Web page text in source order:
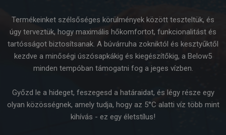
Termékeinket szélsőséges körülmények között teszteltük, és
úgy terveztük, hogy maximális hőkomfortot, funkcionalitást és
tartósságot biztosítsanak. A búvárruha zokniktól és kesztyűktől
kezdve a minőségi úszósapkákig és kiegészítőkig, a Below5
minden tempóban támogatni fog a jeges vízben.
Győzd le a hideget, feszegesd a határaidat, és légy része egy
olyan közösségnek, amely tudja, hogy az 5°C alatti víz több mint
kihívás - ez egy életstílus!